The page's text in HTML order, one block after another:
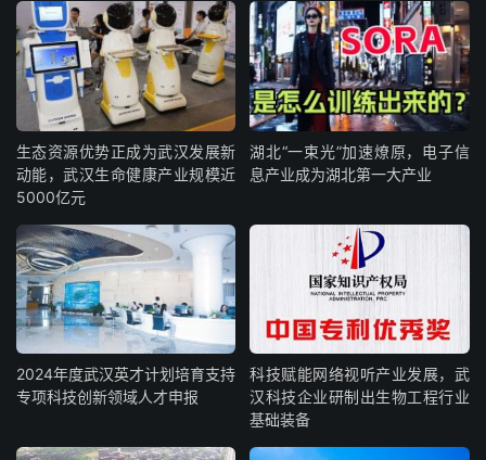
生态资源优势正成为武汉发展新
动能，武汉生命健康产业规模近
5000亿元
湖北“一束光”加速燎原，电子信
息产业成为湖北第一大产业
2024年度武汉英才计划培育支持
专项科技创新领域人才申报
科技赋能网络视听产业发展，武
汉科技企业研制出生物工程行业
基础装备